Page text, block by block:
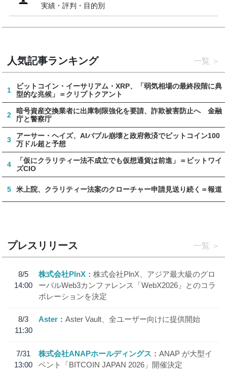
実績・評判・目的別
人気記事ランキング 一覧
1
ビットコイン・イーサリアム・XRP、「弱気相場の最終段階に典
型的な兆候」＝クリプトクアント
2
暗号資産交換業者に出庫制限強化を要請、詐欺被害防止へ 金融
庁と警察庁
3
アーサー・ヘイズ、AIバブル崩壊と政府救済でビットコイン100
万ドル超と予想
4
「仮にクラリティー法不成立でも仮想通貨は前進」＝ビットワイ
ズCIO
5 米上院、クラリティー法案のクローチャー申請見送り続く＝報道
プレスリリース 一覧
8/5
14:00
株式会社PlnX
株式会社PlnX、アジア最大級のグロ
ーバルWeb3カンファレンス「WebX2026」とのコラ
ボレーションを決定
8/3
11:30
Aster Aster Vault、全ユーザー向けに提供開始
7/31
13:00
株式会社ANAPホールディングス
ANAP が大型イ
ベント「BITCOIN JAPAN 2026」開催決定